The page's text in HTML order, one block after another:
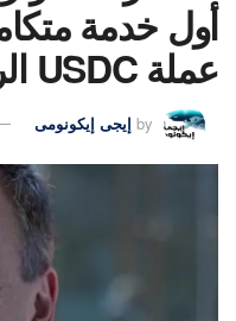
أول خدمة
عملة USDC الرقمية
by إيجى إيكونومى